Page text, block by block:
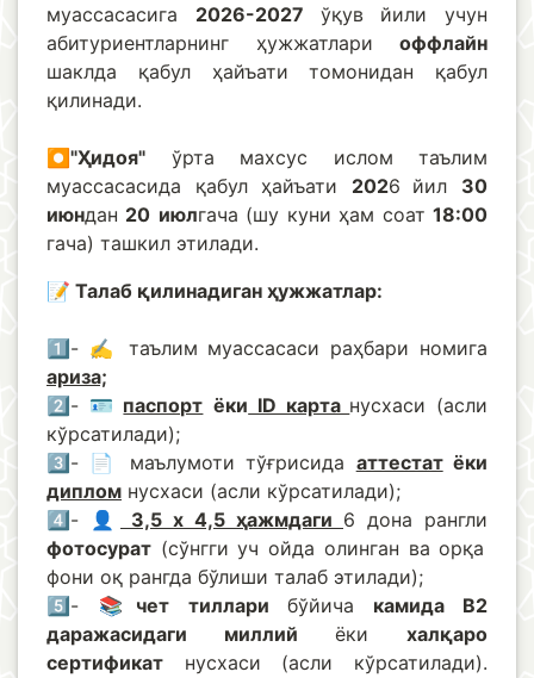
муассасасига 2026-2027 ўқув йили учун
абитуриентларнинг ҳужжатлари оффлайн
шаклда қабул ҳайъати томонидан қабул
қилинади.
⏺ "Ҳидоя" ўрта махсус ислом таълим
муассасасида қабул ҳайъати 2026 йил 30
июндан 20 июлгача (шу куни ҳам соат18:00
гача) ташкил этилади.
📝 Талаб қилинадиган ҳужжатлар:
1️⃣- ✍️ таълим муассасаси раҳбари номига
ариза;
2️⃣- 🪪 паспорт ёки ID карта нусхаси (асли
кўрсатилади);
3️⃣- 📄 маълумоти тўғрисида аттестатёки
диплом нусхаси (асли кўрсатилади);
4️⃣- 👤
3,5 х 4,5 ҳажмдаги 6 дона рангли
фотосурат (сўнгги уч ойда олинган ва орқа
фони оқ рангда бўлиши талаб этилади);
5️⃣- 📚 чет тиллари бўйича камида B2
даражасидаги миллий ёкихалқаро
сертификат нусхаси (асли кўрсатилади).